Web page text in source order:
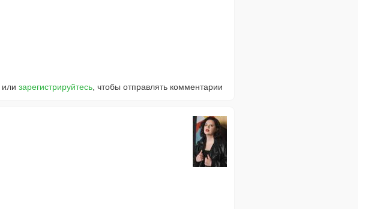
илизарегистрируйтесь, чтобы отправлять комментарии